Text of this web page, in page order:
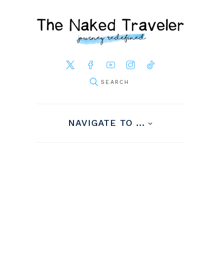
NAVIGATE TO ...